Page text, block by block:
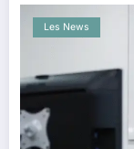
Les News